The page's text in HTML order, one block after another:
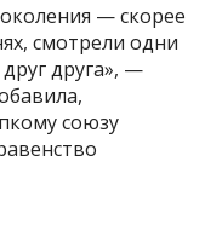
— скорее
смотрели одни
друга», —
союзу